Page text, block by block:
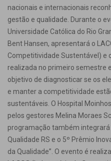
nacionais e internacionais
gestão e qualidade. Durante o
Universidade Católica do Rio
Bent Hansen, apresentará o
Competitividade Sustentável) e
realizada no primeiro semestre
objetivo de diagnosticar se os
e manter a competitividade
sustentáveis. O Hospital
pelos gestores Melina Moraes
programação também
Qualidade RS e o 5º Prêmio
da Qualidade”. O evento é